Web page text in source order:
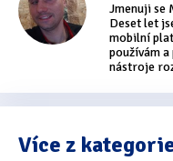
Jmenuji se
Deset let
mobilní
používám
nástroje
Více z